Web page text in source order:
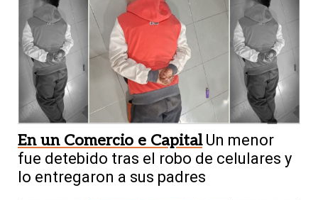
En un Comercio e Capital Un menor
fue detebido tras el robo de celulares y
lo entregaron a sus padres